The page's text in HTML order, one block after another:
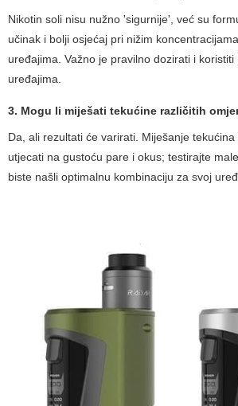
Nikotin soli nisu nužno 'sigurnije', već su
učinak i bolji osjećaj pri nižim
uređajima. Važno je pravilno dozirati i
uređajima.
3. Mogu li miješati tekućine različitih
Da, ali rezultati će varirati. Miješanje
utjecati na gustoću pare i okus; testirajte
biste našli optimalnu kombinaciju za svoj